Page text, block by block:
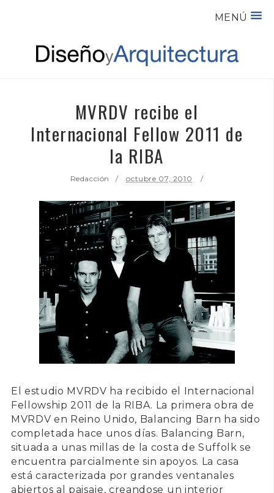
MENÚ
MVRDV recibe el
Internacional Fellow 2011 de
la RIBA
Redacción octubre 07, 2010
El estudio MVRDV ha recibido el Internacional
Fellowship 2011 de la RIBA. La primera obra de
MVRDVen Reino Unido, Balancing Barn ha sido
completada hace unos días. Balancing Barn,
situada a unas millas de la costa de Suffolkse
encuentra parcialmente sin apoyos. La casa
está caracterizada por grandes ventanales
abiertos al paisaje, creandose un interior